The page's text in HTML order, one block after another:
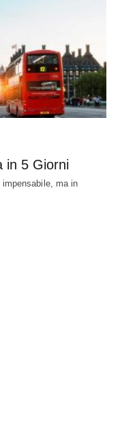
in 5 Giorni
ma in